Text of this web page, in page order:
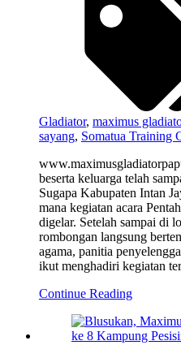
Gladiator, maximus
sayang, Somatua Training
beserta keluarga telah
Sugapa Kabupaten Intan
mana kegiatan acara
digelar. Setelah sampai di
rombongan langsung
agama, panitia
ikut menghadiri kegiatan
Continue Reading